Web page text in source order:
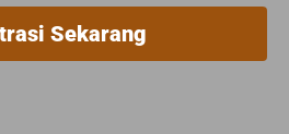
Sekarang